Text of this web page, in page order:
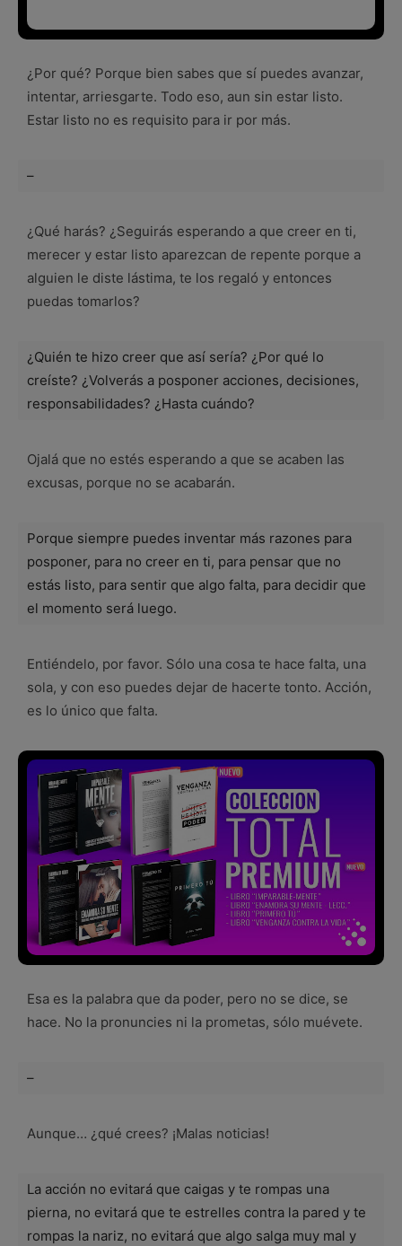
¿Por qué? Porque bien sabes que sí puedes avanzar,
intentar, arriesgarte. Todo eso, aun sin estar listo.
Estar listo no es requisito para ir por más.
–
¿Qué harás? ¿Seguirás esperando a que creer en ti,
merecer y estar listo aparezcan de repente porque a
alguien le diste lástima, te los regaló y entonces
puedas tomarlos?
¿Quién te hizo creer que así sería? ¿Por qué lo
creíste? ¿Volverás a posponer acciones, decisiones,
responsabilidades? ¿Hasta cuándo?
Ojalá que no estés esperando a que se acaben las
excusas, porque no se acabarán.
Porque siempre puedes inventar más razones para
posponer, para no creer en ti, para pensar que no
estás listo, para sentir que algo falta, para decidir que
el momento será luego.
Entiéndelo, por favor. Sólo una cosa te hace falta, una
sola, y con eso puedes dejar de hacerte tonto. Acción,
es lo único que falta.
Esa es la palabra que da poder, pero no se dice, se
hace. No la pronuncies ni la prometas, sólo muévete.
–
Aunque… ¿qué crees? ¡Malas noticias!
La acción no evitará que caigas y te rompas una
pierna, no evitará que te estrelles contra la pared y te
rompas la nariz, no evitará que algo salga muy mal y